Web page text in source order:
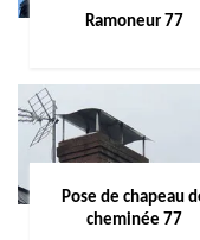
Ramoneur 77
Pose de chapeau
cheminée 77